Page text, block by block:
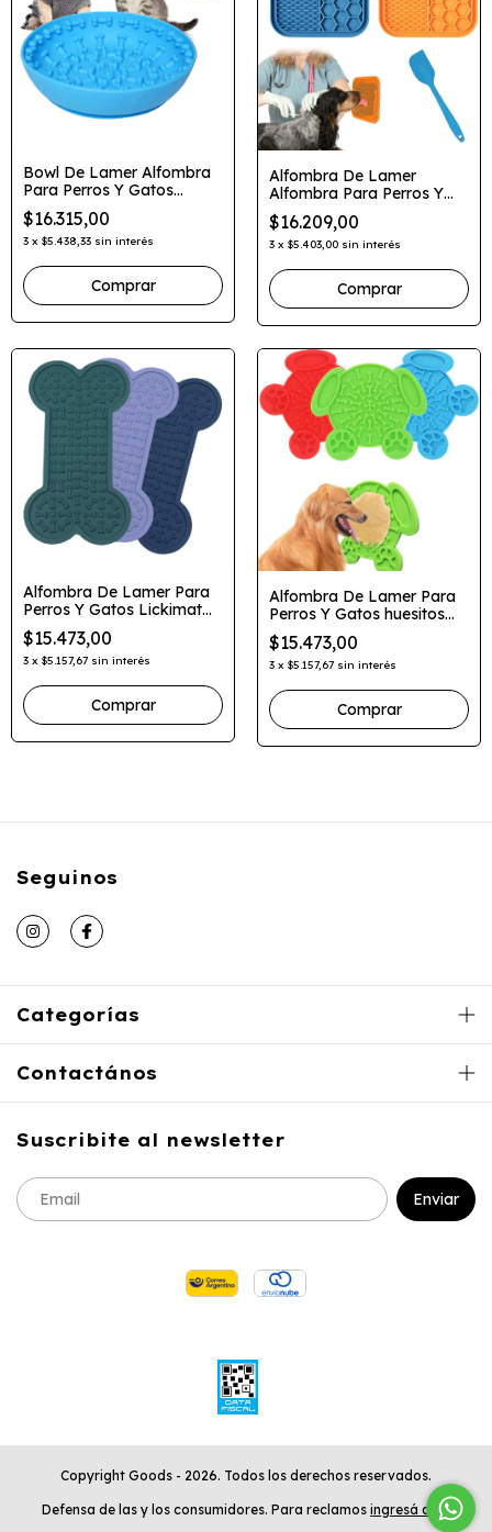
Bowl De Lamer Alfombra
Para Perros Y Gatos
Lickimat Huesitos
$16.315,00
3 x $5.438,33 sin interés
Comprar
Alfombra De Lamer
Alfombra Para Perros Y
Gatos Lickimat Rombos
$16.209,00
3 x $5.403,00 sin interés
Comprar
Alfombra De Lamer Para
Perros Y Gatos Lickimat
Huesito Perro
$15.473,00
3 x $5.157,67 sin interés
Comprar
Alfombra De Lamer Para
Perros Y Gatos huesitos
Lickimat
$15.473,00
3 x $5.157,67 sin interés
Comprar
Seguinos
Categorías
Contactános
Suscribite al newsletter
Copyright Goods - 2026. Todos los derechos reservados.
Defensa de las y los consumidores. Para reclamos ingresá acá.